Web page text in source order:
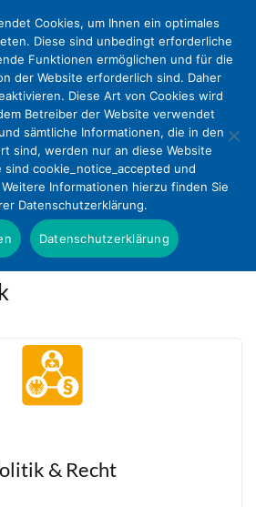
DEKV
& Recht
Cookies, um Ihnen ein optimales
Diese sind unbedingt erforderliche
Funktionen ermöglichen und für die
der Website erforderlich sind. Daher
Diese Art von Cookies wird
Betreiber der Website verwendet
sämtliche Informationen, die in den
sind, werden nur an diese Website
sind cookie_notice_accepted und
Informationen hierzu finden Sie
Datenschutzerklärung.
Datenschutzerklärung